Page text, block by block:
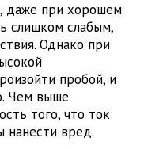
даже при хорошем
слишком слабым,
Однако при
пробой, и
Чем выше
того, что ток
нанести вред.